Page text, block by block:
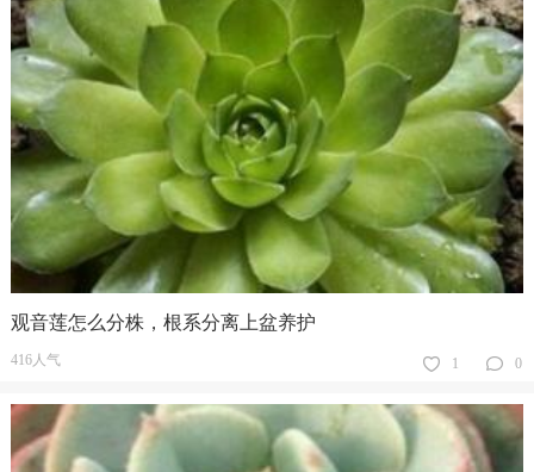
观音莲怎么分株，根系分离上盆养护
416人气 1 0